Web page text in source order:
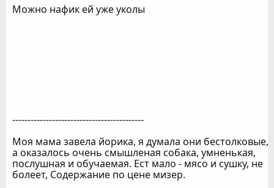
Можно нафик ей уже уколы
-------------------------------------------
Моя мама завела йорика, я думала они бестолковые,
а оказалось очень смышленая собака, умненькая,
послушная и обучаемая. Ест мало - мясо и сушку, не
болеет, Содержание по цене мизер.